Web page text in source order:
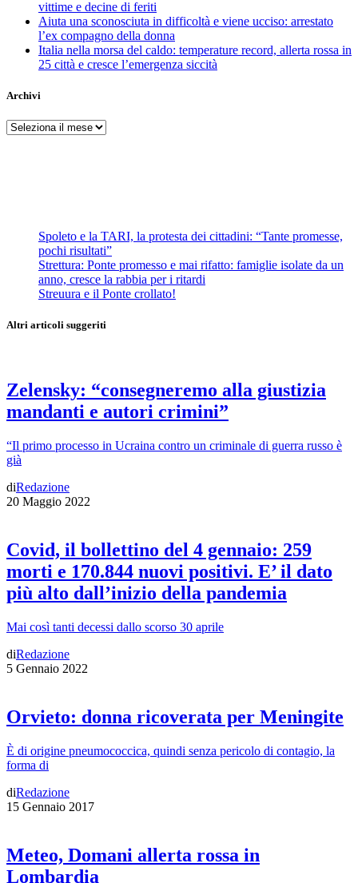
vittime e decine di feriti
Aiuta una sconosciuta in difficoltà e viene ucciso: arrestato
l’ex compagno della donna
Italia nella morsa del caldo: temperature record, allerta rossa in
25 città e cresce l’emergenza siccità
Archivi
Archivi
Spoleto e la TARI, la protesta dei cittadini: “Tante promesse,
pochi risultati”
Strettura: Ponte promesso e mai rifatto: famiglie isolate da un
anno, cresce la rabbia per i ritardi
Streuura e il Ponte crollato!
Altri articoli suggeriti
Zelensky: “consegneremo alla giustizia
mandanti e autori crimini”
“Il primo processo in Ucraina contro un criminale di guerra russo è
già
diRedazione
20 Maggio 2022
Covid, il bollettino del 4 gennaio: 259
morti e 170.844 nuovi positivi. E’ il dato
più alto dall’inizio della pandemia
Mai così tanti decessi dallo scorso 30 aprile
diRedazione
5 Gennaio 2022
Orvieto: donna ricoverata per Meningite
È di origine pneumococcica, quindi senza pericolo di contagio, la
forma di
diRedazione
15 Gennaio 2017
Meteo, Domani allerta rossa in
Lombardia